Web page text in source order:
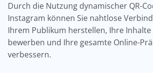
Durch die Nutzung dynamischer QR-
Instagram können Sie nahtlose
Ihrem Publikum herstellen, Ihre
bewerben und Ihre gesamte Online-
verbessern.